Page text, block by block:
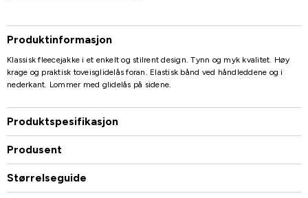
Produktinformasjon
Klassisk fleecejakke i et enkelt og stilrent design. Tynn og myk kvalitet. Høy
krage og praktisk toveisglidelås foran. Elastisk bånd ved håndleddene og i
nederkant. Lommer med glidelås på sidene.
Produktspesifikasjon
Produsent
Størrelseguide